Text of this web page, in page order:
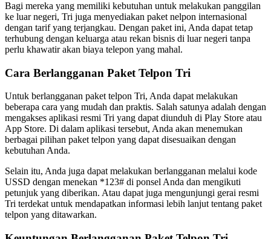
Bagi mereka yang memiliki kebutuhan untuk melakukan panggilan
ke luar negeri, Tri juga menyediakan paket nelpon internasional
dengan tarif yang terjangkau. Dengan paket ini, Anda dapat tetap
terhubung dengan keluarga atau rekan bisnis di luar negeri tanpa
perlu khawatir akan biaya telepon yang mahal.
Cara Berlangganan Paket Telpon Tri
Untuk berlangganan paket telpon Tri, Anda dapat melakukan
beberapa cara yang mudah dan praktis. Salah satunya adalah dengan
mengakses aplikasi resmi Tri yang dapat diunduh di Play Store atau
App Store. Di dalam aplikasi tersebut, Anda akan menemukan
berbagai pilihan paket telpon yang dapat disesuaikan dengan
kebutuhan Anda.
Selain itu, Anda juga dapat melakukan berlangganan melalui kode
USSD dengan menekan *123# di ponsel Anda dan mengikuti
petunjuk yang diberikan. Atau dapat juga mengunjungi gerai resmi
Tri terdekat untuk mendapatkan informasi lebih lanjut tentang paket
telpon yang ditawarkan.